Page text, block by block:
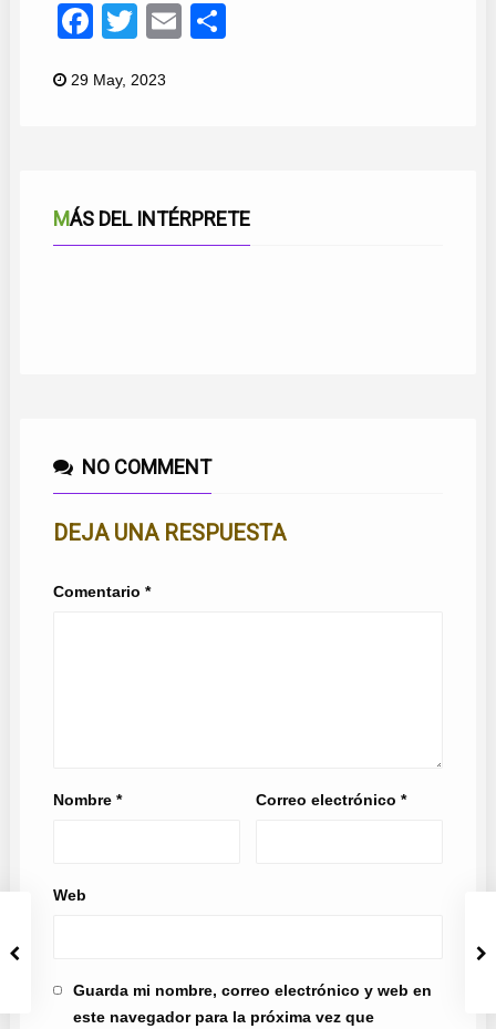
Facebook
TwitterEmail
29 May, 2023
MÁS DEL INTÉRPRETE
SENTIMIENTO MALAGUEÑO
NACÍ PARA QUERERTE
SUEÑOS MARINEROS
NO COMMENT
DEJA UNA RESPUESTA
Comentario *
Nombre * Correo electrónico*
Web
Guarda mi nombre, correo electrónico y web en
este navegador para la próxima vez que